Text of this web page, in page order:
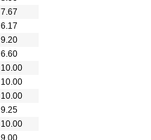
7.67
6.17
9.20
6.60
10.00
10.00
10.00
9.25
10.00
9.00